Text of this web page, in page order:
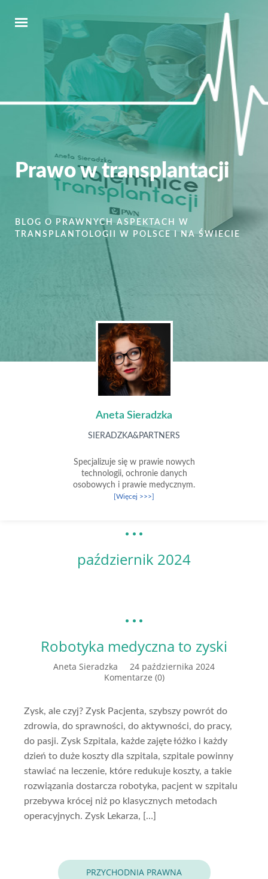
Prawo w transplantacji
BLOG O PRAWNYCH ASPEKTACH W
TRANSPLANTOLOGII W POLSCE I NA ŚWIECIE
Aneta Sieradzka
SIERADZKA&PARTNERS
Specjalizuje się w prawie nowych
technologii, ochronie danych
osobowych i prawie medycznym.
[Więcej >>>]
październik 2024
Robotyka medyczna to zyski
Aneta Sieradzka
24 października 2024
Komentarze (0)
Zysk, ale czyj? Zysk Pacjenta, szybszy powrót do
zdrowia, do sprawności, do aktywności, do pracy,
do pasji. Zysk Szpitala, każde zajęte łóżko i każdy
dzień to duże koszty dla szpitala, szpitale powinny
stawiać na leczenie, które redukuje koszty, a takie
rozwiązania dostarcza robotyka, pacjent w szpitalu
przebywa krócej niż po klasycznych metodach
operacyjnych. Zysk Lekarza, […]
PRZYCHODNIA PRAWNA